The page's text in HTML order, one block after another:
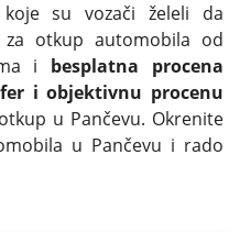
su vozači želeli da
otkup automobila od
i besplatna procena
fer i objektivnu procenu
u Pančevu. Okrenite
u Pančevu i rado